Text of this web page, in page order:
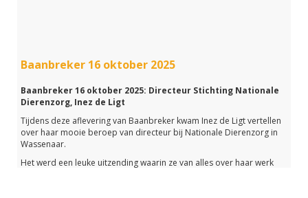
Baanbreker 16 oktober 2025
Baanbreker 16 oktober 2025: Directeur Stichting Nationale
Dierenzorg, Inez de Ligt
Tijdens deze aflevering van Baanbreker kwam Inez de Ligt vertellen
over haar mooie beroep van directeur bij Nationale Dierenzorg in
Wassenaar.
Het werd een leuke uitzending waarin ze van alles over haar werk